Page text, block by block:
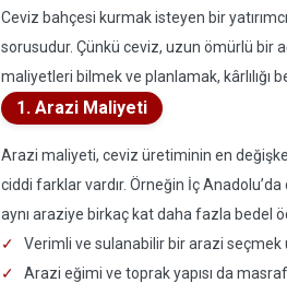
Ceviz bahçesi kurmak isteyen bir
sorusudur. Çünkü ceviz, uzun ömürlü bir
maliyetleri bilmek ve planlamak, kârlılığı
1. Arazi Maliyeti
Arazi maliyeti, ceviz üretiminin en
ciddi farklar vardır. Örneğin İç
aynı araziye birkaç kat daha fazla bedel
Verimli ve sulanabilir bir arazi seçmek
Arazi eğimi ve toprak yapısı da